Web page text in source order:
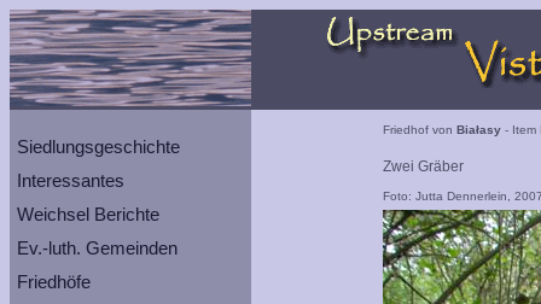
Siedlungsgeschichte
Interessantes
Weichsel Berichte
Ev.-luth. Gemeinden
Friedhöfe
Friedhof von Białasy - Item
Zwei Gräber
Foto: Jutta Dennerlein,